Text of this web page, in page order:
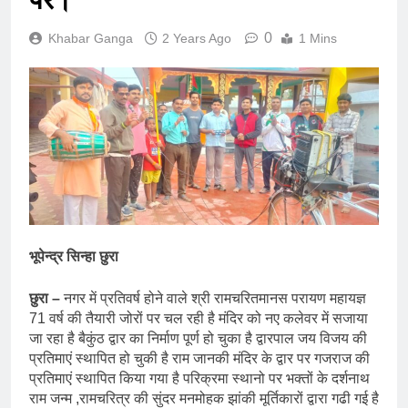
Khabar Ganga 2 Years Ago 0 1 Mins
भूपेन्द्र सिन्हा छुरा
छुरा –नगर में प्रतिवर्ष होने वाले श्री रामचरितमानस परायण महायज्ञ
71 वर्ष की तैयारी जोरों पर चल रही है मंदिर को नए कलेवर में सजाया
जा रहा है बैकुंठ द्वार का निर्माण पूर्ण हो चुका है द्वारपाल जय विजय की
प्रतिमाएं स्थापित हो चुकी है राम जानकी मंदिर के द्वार पर गजराज की
प्रतिमाएं स्थापित किया गया है परिक्रमा स्थानो पर भक्तों के दर्शनाथ
राम जन्म ,रामचरित्र की सुंदर मनमोहक झांकी मूर्तिकारों द्वारा गढी गई है